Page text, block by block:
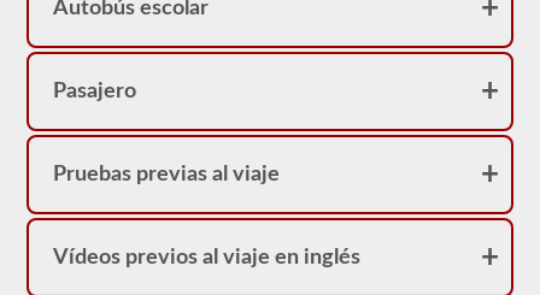
restricción
Autobús escolar
Pasajero
Pruebas previas al viaje
Vídeos previos al viaje en inglés